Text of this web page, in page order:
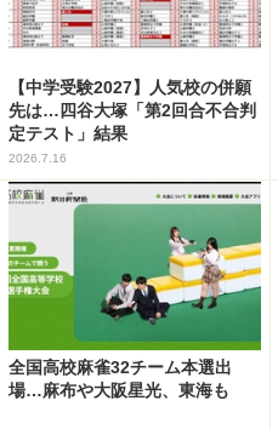
【中学受験2027】人気校の併願
先は…四谷大塚「第2回合不合判
定テスト」結果
2026.7.16
全国高校麻雀32チーム本選出
場…麻布や大阪星光、東海も